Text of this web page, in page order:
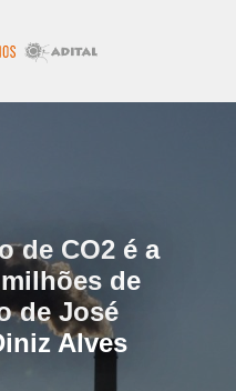
de CO2 é a
de
de José
Alves